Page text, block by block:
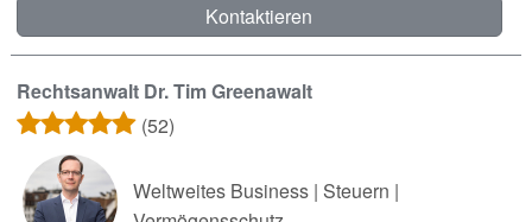
Kontaktieren
Rechtsanwalt Dr. Tim Greenawalt
(52)
Weltweites Business | Steuern |